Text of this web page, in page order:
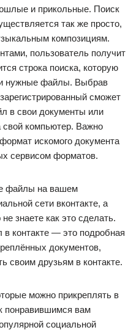
и прикольные. Поиск
так же просто,
композициям.
пользователь получит
строка поиска, которую
нужные файлы. Выбрав
сможет
в свои документы или
компьютер. Важно
искомого документа
сервисом форматов.
файлы на вашем
сети вконтакте, а
знаете как это сделать.
контакте — это подробная
документов,
своим друзьям в контакте.
можно прикреплять в
понравившимся вам
социальной